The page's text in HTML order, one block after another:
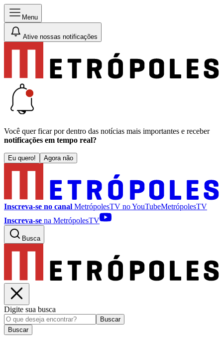
Menu
Ative nossas notificações
Você quer ficar por dentro das notícias mais importantes e receber
notificações em tempo real?
Eu quero! Agora não
Inscreva-se no canal MetrópolesTV noYouTubeMetrópolesTV
Inscreva-se na MetrópolesTV
Busca
Digite sua busca
Buscar
Buscar